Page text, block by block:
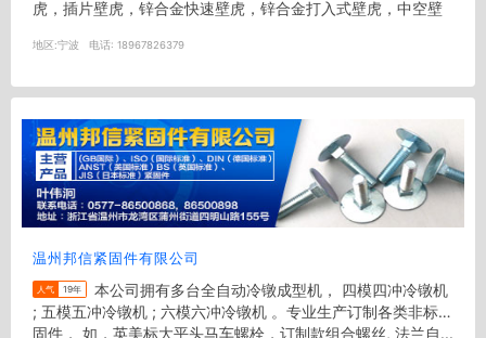
虎，插片壁虎，锌合金快速壁虎，锌合金打入式壁虎，中空壁
地区:宁波 电话: 18967826379
温州邦信紧固件有限公司
人气 19年
; 五模五冲冷镦机 ; 六模六冲冷镦机 。专业生产订制各类非标紧
固件， 如，英美标大平头马车螺栓，订制款组合螺丝, 法兰自...